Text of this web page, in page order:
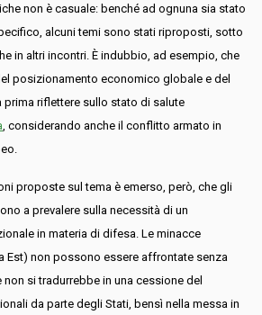
non è casuale: benché ad ognuna sia stato
alcuni temi sono stati riproposti, sotto
in altri incontri. È indubbio, ad esempio, che
posizionamento economico globale e del
prima riflettere sullo stato di salute
, considerando anche il conflitto armato in
proposte sul tema è emerso, però, che gli
a prevalere sulla necessità di un
in materia di difesa. Le minacce
Est) non possono essere affrontate senza
si tradurrebbe in una cessione del
da parte degli Stati, bensì nella messa in